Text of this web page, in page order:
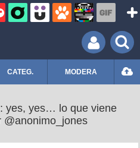
CATEG. MODERA
yes, yes… lo que viene
@anonimo_jones